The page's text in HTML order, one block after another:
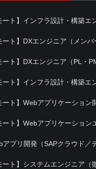
ート】インフラ設計・構築エ
ート】DXエンジニア（メンバ
ート】DXエンジニア（PL・
ート】インフラ設計・構築エ
ート】Webアプリケーション
ート】Webアプリケーション
アプリ開発（SAPクラウド／
ート】システムエンジニア（